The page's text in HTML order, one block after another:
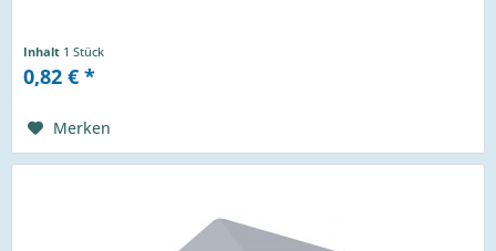
Inhalt 1 Stück
0,82 € *
Merken